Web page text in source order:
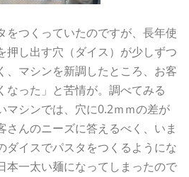
をつくっていたのですが、長年使
押し出す穴（ダイス）が少しずつ
、マシンを新調したところ、お客
なった」と苦情が。調べてみる
マシンでは、穴に0.2ｍｍの差が
さんのニーズに答えるべく、いま
ダイスでパスタをつくるようにな
本一太い麺になってしまったので